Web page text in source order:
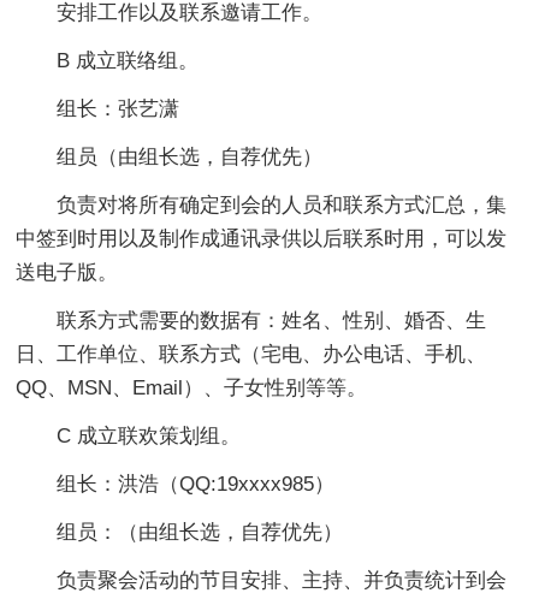
安排工作以及联系邀请工作。
B 成立联络组。
组长：张艺潇
组员（由组长选，自荐优先）
负责对将所有确定到会的人员和联系方式汇总，集
中签到时用以及制作成通讯录供以后联系时用，可以发
送电子版。
联系方式需要的数据有：姓名、性别、婚否、生
日、工作单位、联系方式（宅电、办公电话、手机、
QQ、MSN、Email）、子女性别等等。
C 成立联欢策划组。
组长：洪浩（QQ:19xxxx985）
组员：（由组长选，自荐优先）
负责聚会活动的节目安排、主持、并负责统计到会